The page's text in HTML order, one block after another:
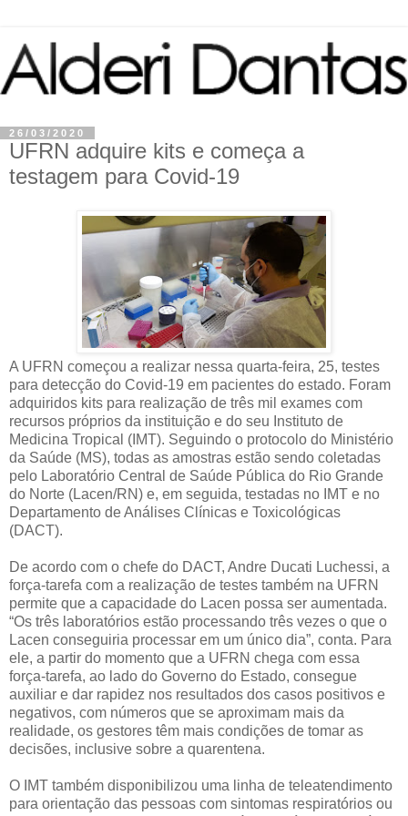
26/03/2020
UFRN adquire kits e começa a
testagem para Covid-19
A UFRN começou a realizar nessa quarta-feira, 25, testes
para detecção do Covid-19 em pacientes do estado. Foram
adquiridos kits para realização de três mil exames com
recursos próprios da instituição e do seu Instituto de
Medicina Tropical (IMT). Seguindo o protocolo do Ministério
da Saúde (MS), todas as amostras estão sendo coletadas
pelo Laboratório Central de Saúde Pública do Rio Grande
do Norte (Lacen/RN) e, em seguida, testadas no IMT e no
Departamento de Análises Clínicas e Toxicológicas
(DACT).
De acordo com o chefe do DACT, Andre Ducati Luchessi, a
força-tarefa com a realização de testes também na UFRN
permite que a capacidade do Lacen possa ser aumentada.
“Os três laboratórios estão processando três vezes o que o
Lacen conseguiria processar em um único dia”, conta. Para
ele, a partir do momento que a UFRN chega com essa
força-tarefa, ao lado do Governo do Estado, consegue
auxiliar e dar rapidez nos resultados dos casos positivos e
negativos, com números que se aproximam mais da
realidade, os gestores têm mais condições de tomar as
decisões, inclusive sobre a quarentena.
O IMT também disponibilizou uma linha de teleatendimento
para orientação das pessoas com sintomas respiratórios ou